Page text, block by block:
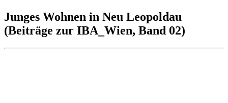
Junges Wohnen in Neu Leopoldau
(Beiträge zur IBA_Wien, Band 02)